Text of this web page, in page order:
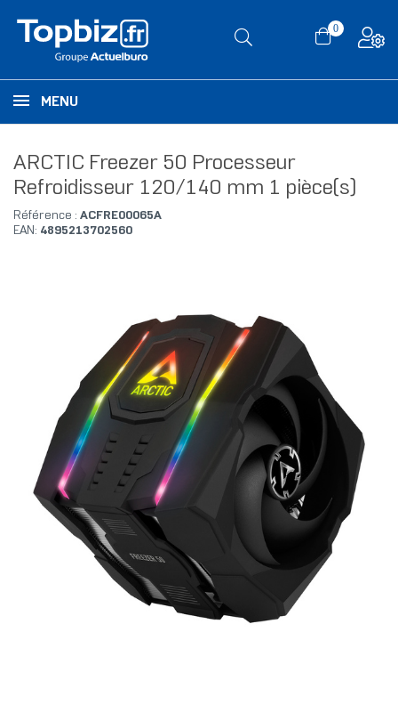
0
MENU
ARCTIC Freezer 50 Processeur
Refroidisseur 120/140 mm 1 pièce(s)
Référence : ACFRE00065A
EAN: 4895213702560